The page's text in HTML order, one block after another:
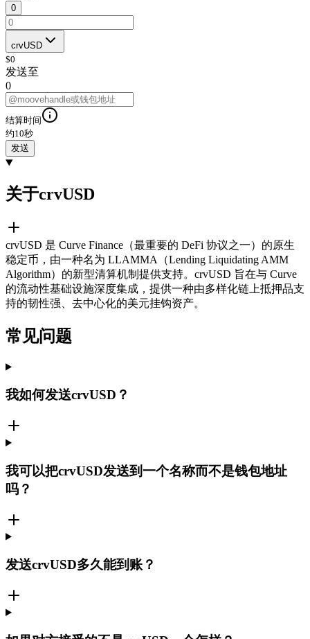
0
crvUSD
$0
发送至
0
结算时间
约10秒
发送
关于crvUSD
crvUSD 是 Curve Finance（最重要的 DeFi 协议之一）的原生
稳定币，由一种名为 LLAMMA（Lending Liquidating AMM
Algorithm）的新型清算机制提供支持。crvUSD 旨在与 Curve
的流动性基础设施深度集成，提供一种由多样化链上抵押品支
持的韧性强、去中心化的美元挂钩资产。
常见问题
我如何发送crvUSD？
我可以把crvUSD发送到一个名称而不是钱包地址
吗？
发送crvUSD多久能到账？